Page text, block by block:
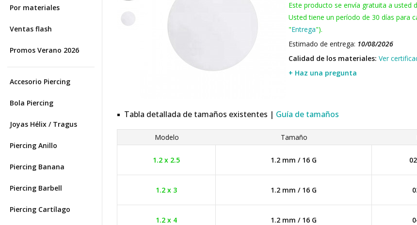
Por materiales
Ventas flash
Promos Verano 2026
Accesorio Piercing
Bola Piercing
Joyas Hélix / Tragus
Piercing Anillo
Piercing Banana
Piercing Barbell
Piercing Cartílago
Este producto se envía gratuita a usted
Usted tiene un período de 30 días para
"Entrega").
Estimado de entrega: 10/08/2026
Calidad de los materiales: Ver
+ Haz una pregunta
Tabla detallada de tamaños existentes | Guía de tamaños
Modelo Tamaño
1.2 x 2.5 1.2 mm / 16 G
1.2 x 3 1.2 mm / 16 G
1.2 x 4 1.2 mm / 16 G